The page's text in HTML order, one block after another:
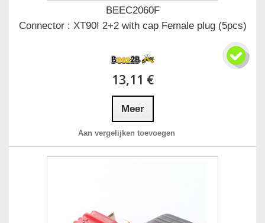
BEEC2060F
Connector : XT90I 2+2 with cap Female plug (5pcs)
13,11 €
Meer
Aan vergelijken toevoegen